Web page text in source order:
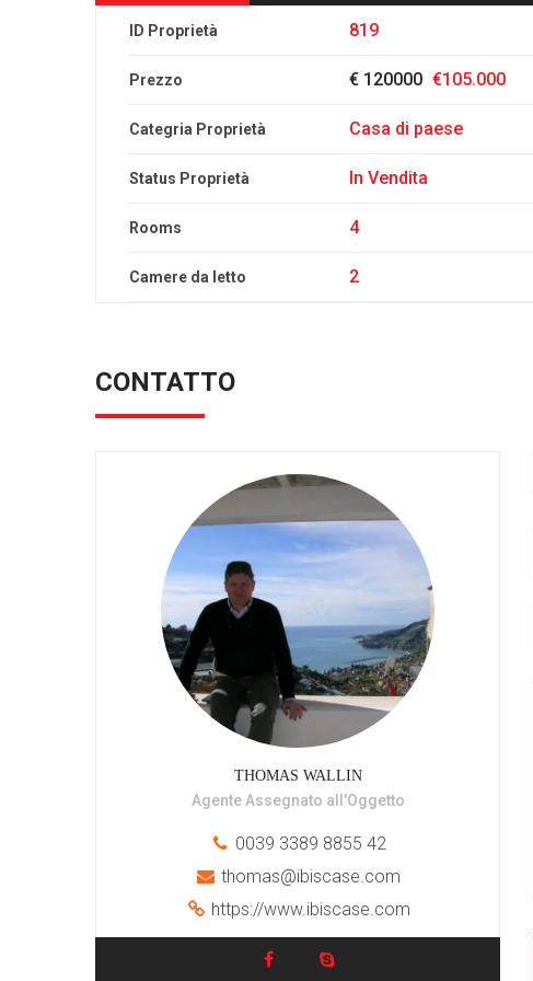
ID Proprietà 819
Prezzo € 120000 €105.000
Categria Proprietà Casa di paese
Status Proprietà In Vendita
Rooms 4
Camere da letto 2
CONTATTO
THOMAS WALLIN
Agente Assegnato all'Oggetto
0039 3389 8855 42
thomas@ibiscase.com
https://www.ibiscase.com